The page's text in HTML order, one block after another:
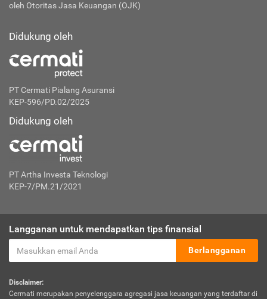
oleh Otoritas Jasa Keuangan (OJK)
Didukung oleh
PT Cermati Pialang Asuransi
KEP-596/PD.02/2025
Didukung oleh
PT Artha Investa Teknologi
KEP-7/PM.21/2021
Langganan untuk mendapatkan tips finansial
Berlangganan
Disclaimer:
Cermati merupakan penyelenggara agregasi jasa keuangan yang terdaftar di